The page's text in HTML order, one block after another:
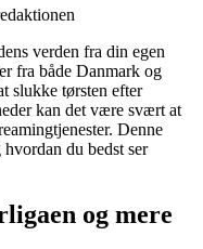
verden fra din egen
fra både Danmark og
slukke tørsten efter
kan det være svært at
Denne
du bedst ser
og mere